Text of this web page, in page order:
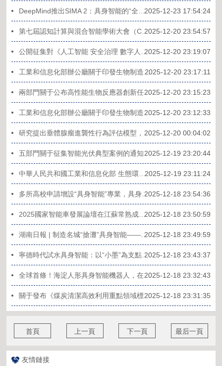
DeepMind推出SIMA 2：具身智能的“全能玩家”與“自主學習者”2025-12-23 17:54:24
第七屆認知計算與混合智能學術大會（CCHI2025）在深圳隆重召開?
2025-12-20 23:54:57
公開征集對《人工智能 安全治理 數字人系統通用安全能力要求》等279項行業標準、2項行業標準外文版、6項推薦性國家標準計劃項目的意見
2025-12-20 23:19:07
工業和信息化部辦公廳關于印發生物制造中試能力建設平臺名單（第一批）的通知
2025-12-20 23:17:11
兩部門關于公布高性能生物反應器創新任務入圍揭榜單位名單的通知
2025-12-20 23:15:23
工業和信息化部辦公廳關于印發生物制造標志性產品名單（第一批）的通知
2025-12-20 23:12:33
研究提出垂體腺瘤進襲性行為評估模型，助力腫瘤精準治療
2025-12-20 00:04:02
五部門關于征集智能光伏典型案例的通知2025-12-19 23:20:44
中華人民共和國工業和信息化部 生態環境部公告2025-12-19 23:11:24
多所高校申請增設“具身智能”專業，具身智能市場規模有望在2035年突破萬億元
2025-12-18 23:54:36
2025國家智能車發展論壇在江蘇常熟成功舉辦2025-12-18 23:50:59
湖南日報 | 制造名城“搶灘”具身智能——解讀株洲何以在上海舉行具身智能“揭榜掛帥”榜單發布會
2025-12-18 23:49:59
寧德時代試水具身智能：以“小墨”為支點撬動產線升級
2025-12-18 23:43:37
全球首條！海淀人形具身智能機器人，在這條產線規模化“上崗”
2025-12-18 23:32:43
關于發布《煤炭清潔高效利用重點領域標桿水平和基準水平(2025年版)》的通知(發改運行〔2025〕1499號)
2025-12-18 23:31:35
首頁 上一頁 下一頁 最后一頁
友情鏈接